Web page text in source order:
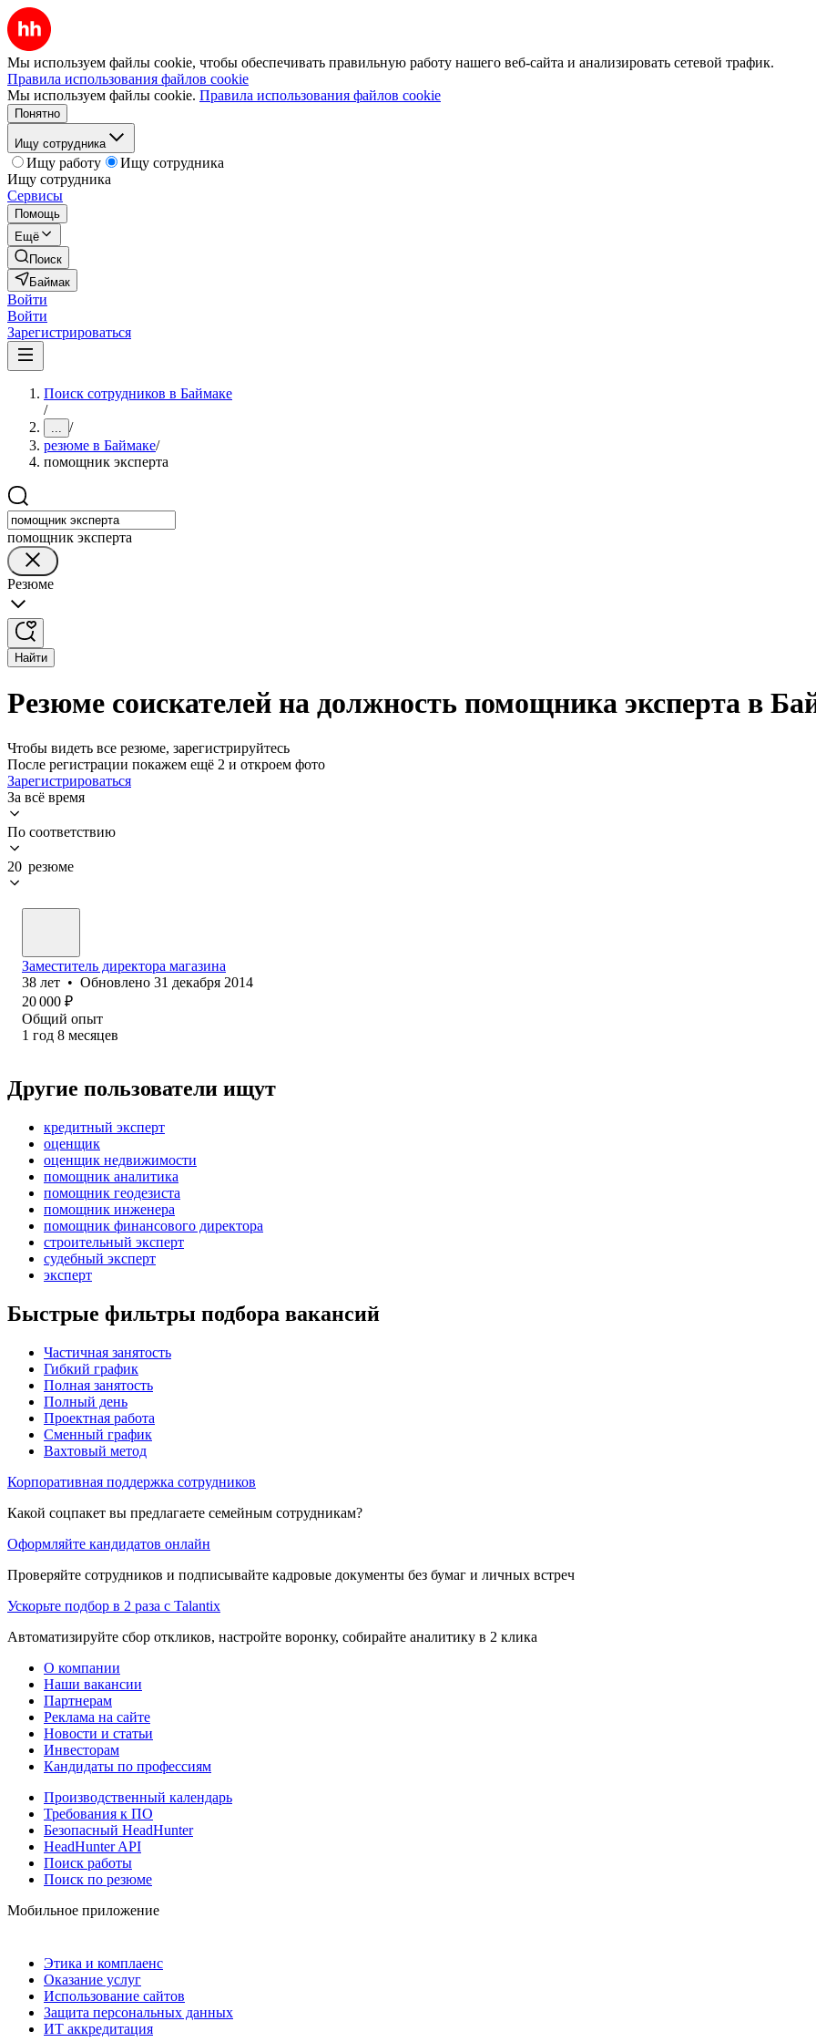
Мы используем файлы cookie, чтобы обеспечивать правильную работу нашего веб-сайта и анализировать сетевой трафик.
Правила использования файлов cookie
Мы используем файлы cookie. Правила использования файлов cookie
Понятно
Ищу сотрудника
Ищу работу
Ищу сотрудника
Ищу сотрудника
Сервисы
Помощь
Ещё
Поиск
Баймак
Войти
Войти
Зарегистрироваться
Поиск сотрудников в Баймаке
/
... /
резюме в Баймаке/
помощник эксперта
помощник эксперта
Резюме
Найти
Резюме соискателей на должность помощника эксперта в
Чтобы видеть все резюме, зарегистрируйтесь
После регистрации покажем ещё 2 и откроем фото
Зарегистрироваться
За всё время
По соответствию
20 резюме
Заместитель директора магазина
38 лет • Обновлено 31 декабря 2014
20 000 ₽
Общий опыт
1 год 8 месяцев
Другие пользователи ищут
кредитный эксперт
оценщик
оценщик недвижимости
помощник аналитика
помощник геодезиста
помощник инженера
помощник финансового директора
строительный эксперт
судебный эксперт
эксперт
Быстрые фильтры подбора вакансий
Частичная занятость
Гибкий график
Полная занятость
Полный день
Проектная работа
Сменный график
Вахтовый метод
Корпоративная поддержка сотрудников
Какой соцпакет вы предлагаете семейным сотрудникам?
Оформляйте кандидатов онлайн
Проверяйте сотрудников и подписывайте кадровые документы без бумаг и личных встреч
Ускорьте подбор в 2 раза с Talantix
Автоматизируйте сбор откликов, настройте воронку, собирайте аналитику в 2 клика
О компании
Наши вакансии
Партнерам
Реклама на сайте
Новости и статьи
Инвесторам
Кандидаты по профессиям
Производственный календарь
Требования к ПО
Безопасный HeadHunter
HeadHunter API
Поиск работы
Поиск по резюме
Мобильное приложение
Этика и комплаенс
Оказание услуг
Использование сайтов
Защита персональных данных
ИТ аккредитация